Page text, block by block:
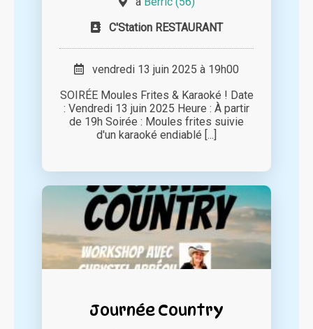
C'Station RESTAURANT
vendredi 13 juin 2025 à 19h00
SOIRÉE Moules Frites & Karaoké ! Date
: Vendredi 13 juin 2025 Heure : À partir
de 19h Soirée : Moules frites suivie
d'un karaoké endiablé [...]
Journée Country